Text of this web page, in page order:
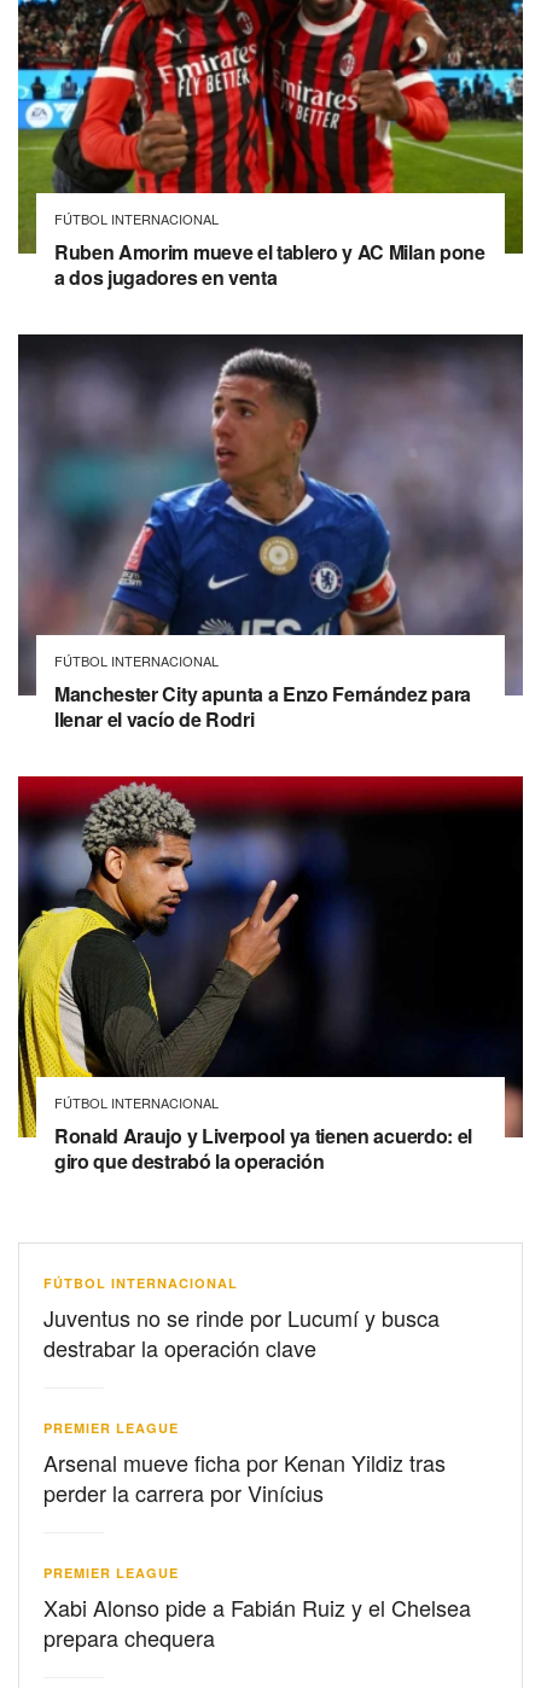
FÚTBOL INTERNACIONAL
Ruben Amorim mueve el tablero y AC Milan pone
a dos jugadores en venta
FÚTBOL INTERNACIONAL
Manchester City apunta a Enzo Fernández para
llenar el vacío de Rodri
FÚTBOL INTERNACIONAL
Ronald Araujo y Liverpool ya tienen acuerdo: el
giro que destrabó la operación
FÚTBOL INTERNACIONAL
Juventus no se rinde por Lucumí y busca
destrabar la operación clave
PREMIER LEAGUE
Arsenal mueve ficha por Kenan Yildiz tras
perder la carrera por Vinícius
PREMIER LEAGUE
Xabi Alonso pide a Fabián Ruiz y el Chelsea
prepara chequera